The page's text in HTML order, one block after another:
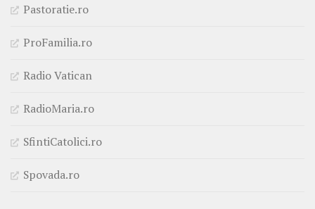
Pastoratie.ro
ProFamilia.ro
Radio Vatican
RadioMaria.ro
SfintiCatolici.ro
Spovada.ro